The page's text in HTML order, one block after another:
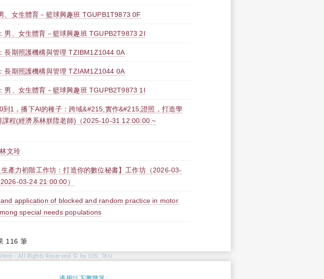
、女生體育－籃球興趣班 TGUPB1T9873 0F
男、女生體育－籃球興趣班 TGUPB2T9873 2I
長期照護機構與管理 TZIBM1Z1044 0A
長期照護機構與管理 TZIAM1Z1044 0A
男、女生體育－籃球興趣班 TGUPB2T9873 1I
到1，播下AI的種子：跨域&#215;實作&#215;證照，打造學
課程(經濟系林朕陞老師)（2025-10-31 12:00:00 ~
文玲
生產力初階工作坊：打造你的數位秘書】工作坊（2026-03-
03-24 21:00:00）
application of blocked and random practice in motor
special needs populations
116 筆
- All Rights Reserved © by OIS, TKU